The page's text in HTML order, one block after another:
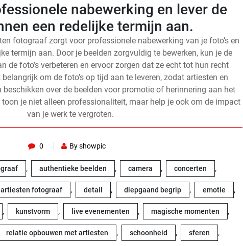
nabewerking en lever de
een redelijke termijn aan.
fotograaf zorgt voor professionele nabewerking van je foto’s en
termijn aan. Door je beelden zorgvuldig te bewerken, kun je de
de foto’s verbeteren en ervoor zorgen dat ze echt tot hun recht
om de foto’s op tijd aan te leveren, zodat artiesten en
over de beelden voor promotie of herinnering aan het
toon je niet alleen professionaliteit, maar help je ook om de impact
van je werk te vergroten.
0 By showpic
, authentieke beelden , camera , concerten ,
artiesten fotograaf , detail , diepgaand begrip , emotie ,
, kunstvorm , live evenementen , magische momenten ,
relatie opbouwen met artiesten , schoonheid , sferen ,